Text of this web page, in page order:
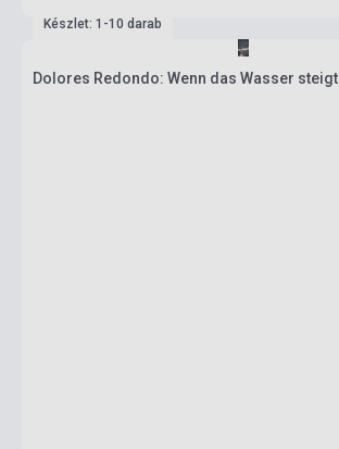
Készlet: 1-10 darab
Dolores Redondo: Wenn das Wasser steigt